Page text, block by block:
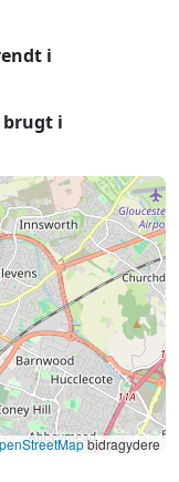
i
i
bidragydere